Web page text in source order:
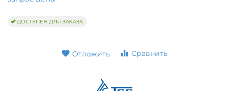
ДОСТУПЕН ДЛЯ ЗАКАЗА
Отложить Сравнить